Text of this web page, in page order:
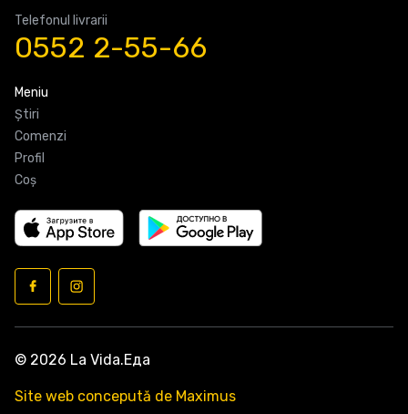
Telefonul livrarii
0552 2-55-66
Meniu
Știri
Comenzi
Profil
Coş
© 2026 La Vida.Еда
Site web concepută de Maximus